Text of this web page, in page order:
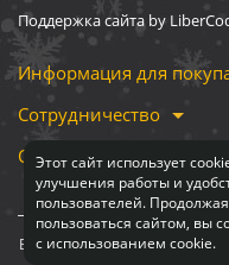
Этот сайт использует
улучшения работы и
пользователей. Продолжая
пользоваться сайтом, вы
с использованием cookie.
Поддержка сайта by
Информация для
Сотрудничество
О компании
Вся информация,